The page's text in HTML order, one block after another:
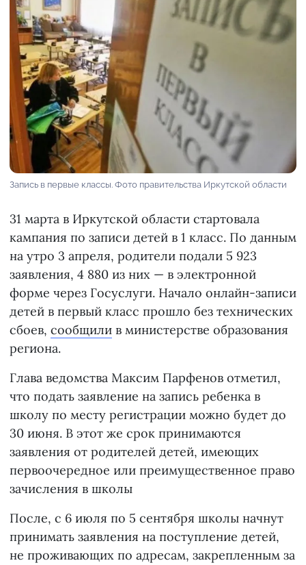
Запись в первые классы. Фото правительства Иркутской области
31 марта в Иркутской области стартовала
кампания по записи детей в 1 класс. По данным
на утро 3 апреля, родители подали 5 923
заявления, 4 880 из них — в электронной
форме через Госуслуги. Начало онлайн-записи
детей в первый класс прошло без технических
сбоев, сообщили в министерстве образования
региона.
Глава ведомства Максим Парфенов отметил,
что подать заявление на запись ребенка в
школу по месту регистрации можно будет до
30 июня. В этот же срок принимаются
заявления от родителей детей, имеющих
первоочередное или преимущественное право
зачисления в школы
После, с 6 июля по 5 сентября школы начнут
принимать заявления на поступление детей,
не проживающих по адресам, закрепленным за